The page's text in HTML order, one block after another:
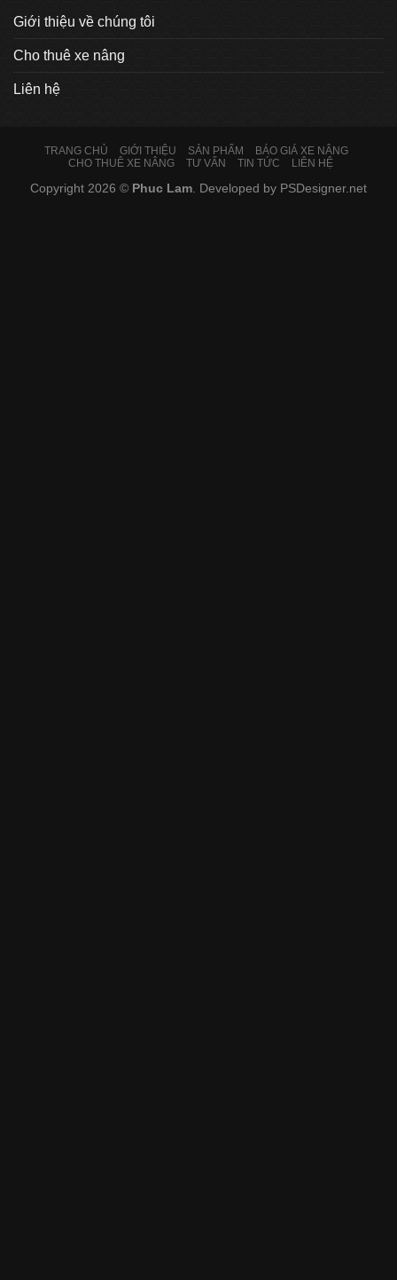
Giới thiệu về chúng tôi
Cho thuê xe nâng
Liên hệ
TRANG CHỦ GIỚI THIỆU SẢN PHẨM
BÁO GIÁ XE NÂNG
CHO THUÊ XE NÂNG
TƯ VẤN TIN TỨC LIÊN HỆ
Copyright 2026 © Phuc Lam . Developed by PSDesigner.net